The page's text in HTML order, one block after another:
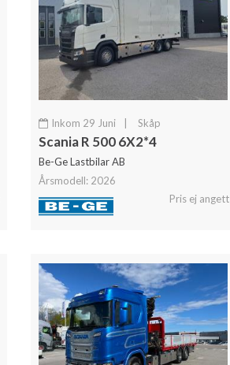
Inkom 29 Juni Skåp
Scania R 500 6X2*4
Be-Ge Lastbilar AB
Årsmodell: 2026
Pris ej angett